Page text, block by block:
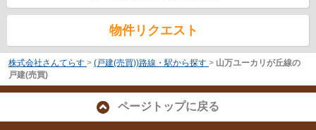
物件リクエスト
株式会社さんてらす > (戸建(売買))路線・駅から探す > 山万ユーカリが丘線の
戸建(売買)
ページトップに戻る